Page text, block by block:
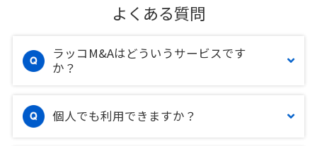
よくある質問
ラッコM&Aはどういうサービスです
か？
個人でも利用できますか？